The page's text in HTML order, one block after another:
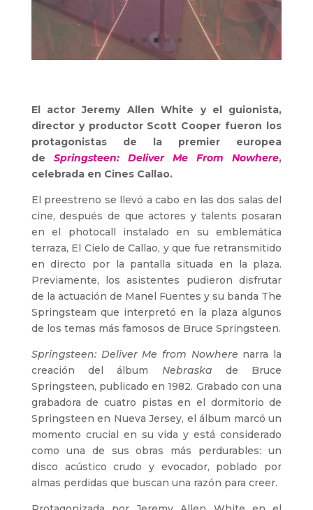
El actor Jeremy Allen White y el guionista,
director y productor Scott Cooper fueron los
protagonistas de la premier europea
de Springsteen: Deliver Me From Nowhere,
celebrada en Cines Callao.
El preestreno se llevó a cabo en las dos salas del
cine, después de que actores y talents posaran
en el photocall instalado en su emblemática
terraza, El Cielo de Callao, y que fue retransmitido
en directo por la pantalla situada en la plaza.
Previamente, los asistentes pudieron disfrutar
de la actuación de Manel Fuentes y su banda The
Springsteam que interpretó en la plaza algunos
de los temas más famosos de Bruce Springsteen.
Springsteen: Deliver Me from Nowhere narra la
creación del álbum Nebraska de Bruce
Springsteen, publicado en 1982. Grabado con una
grabadora de cuatro pistas en el dormitorio de
Springsteen en Nueva Jersey, el álbum marcó un
momento crucial en su vida y está considerado
como una de sus obras más perdurables: un
disco acústico crudo y evocador, poblado por
almas perdidas que buscan una razón para creer.